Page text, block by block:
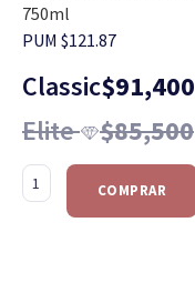
750ml
PUM $121.87
Classic$91,400
Elite $85,500
COMPRAR